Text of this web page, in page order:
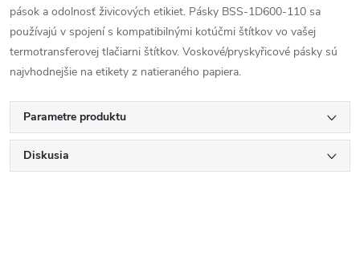
pások a odolnosť živicových etikiet. Pásky BSS-1D600-110 sa
používajú v spojení s kompatibilnými kotúčmi štítkov vo vašej
termotransferovej tlačiarni štítkov. Voskové/pryskyřicové pásky sú
najvhodnejšie na etikety z natieraného papiera.
Parametre produktu
Diskusia